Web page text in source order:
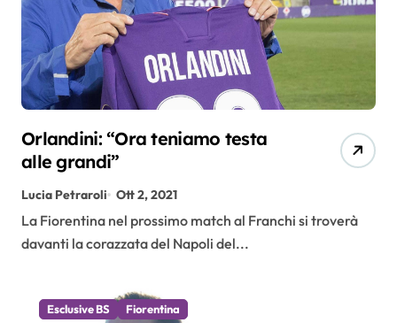
Orlandini: “Ora teniamo testa
alle grandi”
Lucia Petraroli Ott 2, 2021
La Fiorentina nel prossimo match al Franchi si troverà
davanti la corazzata del Napoli del...
Esclusive BS Fiorentina